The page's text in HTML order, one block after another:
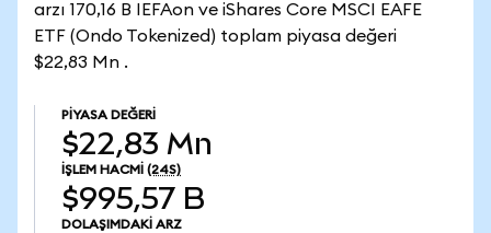
arzı 170,16 B IEFAon ve iShares Core MSCI EAFE
ETF (Ondo Tokenized) toplam piyasa değeri
$22,83 Mn .
PIYASA DEĞERI
$22,83 Mn
İŞLEM HACMI (24S)
$995,57 B
DOLAŞIMDAKI ARZ